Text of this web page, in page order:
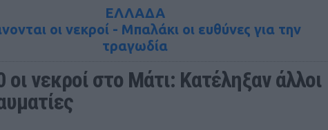
ΕΛΛΑΔΑ
οι νεκροί - Μπαλάκι οι ευθύνες για την
τραγωδία
οι νεκροί στο Μάτι: Κατέληξαν άλλοι